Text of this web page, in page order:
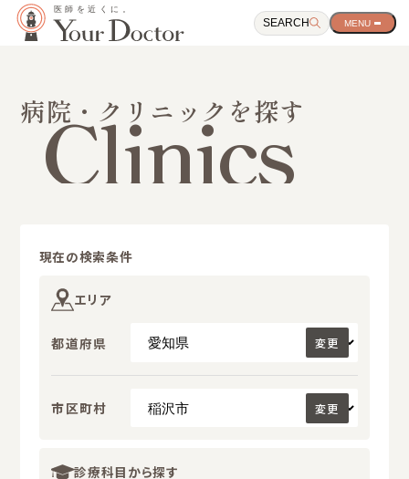
SEARCH
サ
Clinics
病院・クリニックを探す
現在の検索条件
エリア
都道府県 変更
市区町村 変更
診療科目から探す